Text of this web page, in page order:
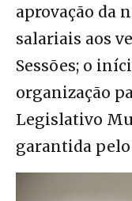
aprovação da
salariais aos
Sessões; o
organização
Legislativo
garantida pelo